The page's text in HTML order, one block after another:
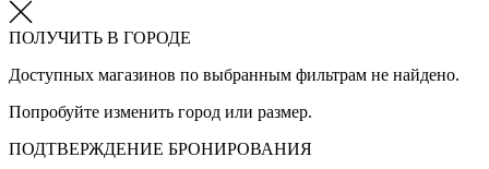
ПОЛУЧИТЬ В ГОРОДЕ
Доступных магазинов по выбранным фильтрам не найдено.
Попробуйте изменить город или размер.
ПОДТВЕРЖДЕНИЕ БРОНИРОВАНИЯ